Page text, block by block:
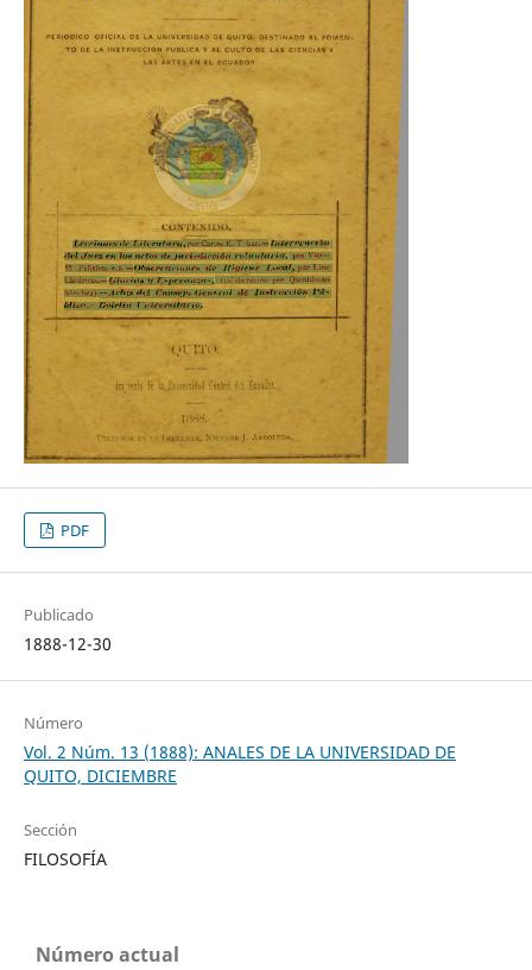
PDF
Publicado
1888-12-30
Número
Vol. 2 Núm. 13 (1888): ANALES DE LA UNIVERSIDAD DE
QUITO, DICIEMBRE
Sección
FILOSOFÍA
Número actual